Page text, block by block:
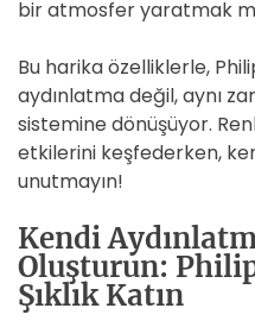
bir atmosfer yaratmak
Bu harika özelliklerle,
aydınlatma değil, aynı
sistemine dönüşüyor.
etkilerini keşfederken,
unutmayın!
Kendi
Oluşturun:
Şıklık Katın